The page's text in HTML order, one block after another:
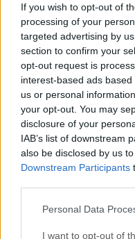
If you wish to opt-out of
processing of your
targeted advertising by
section to confirm your
opt-out request is
interest-based ads
us or personal
your opt-out. You may
disclosure of your
IAB’s list of downstream
also be disclosed by us
Downstream Participants
Please note that this
not limited to your visit or
Personal Data
I want to opt-out of
ΔΙΕΘΝΗ
Αλμέιδα για τον χαμό του
πατέρα μου – Ο πόνος είναι
09/08/2026 | 10:05:48
ΠΟΔΟΣΦΑΙΡΟ ΑΕΚ
Ξεκίνησε και επίσημα το
09/08/2026 | 09:42:50
ΠΟΔΟΣΦΑΙΡΟ ΑΕΚ
Σαν σήμερα το 2001: Η
Παγκόσμιο Κ20: «Ασημένια»
09/08/2026 | 09:10:52